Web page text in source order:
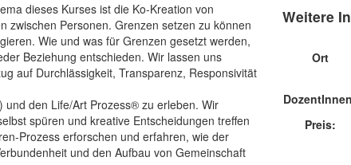
dieses Kurses ist die Ko-Kreation von
zwischen Personen. Grenzen setzen zu können
Wie und was für Grenzen gesetzt werden,
Beziehung entschieden. Wir lassen uns
auf Durchlässigkeit, Transparenz, Responsivität
den Life/Art Prozess® zu erleben. Wir
spüren und kreative Entscheidungen treffen
Prozess erforschen und erfahren, wie der
und den Aufbau von Gemeinschaft
Weitere
Ort
Preis: